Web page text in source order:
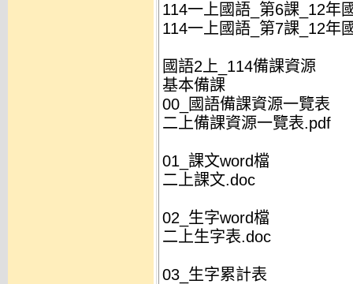
114一上國語_第6課_12年
114一上國語_第7課_12年
國語2上_114備課資源
基本備課
00_國語備課資源一覽表
二上備課資源一覽表.pdf
01_課文word檔
二上課文.doc
02_生字word檔
二上生字表.doc
03_生字累計表